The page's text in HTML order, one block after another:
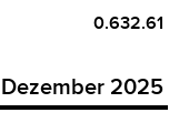
0.632.61
2025